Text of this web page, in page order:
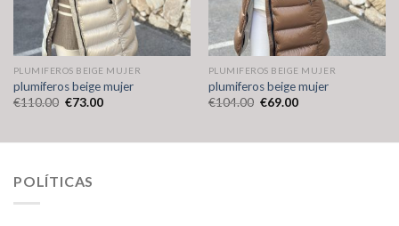
PLUMIFEROS BEIGE MUJER
plumiferos beige mujer
€110.00 €73.00
PLUMIFEROS BEIGE MUJER
plumiferos beige mujer
€104.00 €69.00
POLÍTICAS